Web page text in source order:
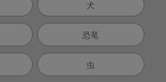
犬
恐竜
虫